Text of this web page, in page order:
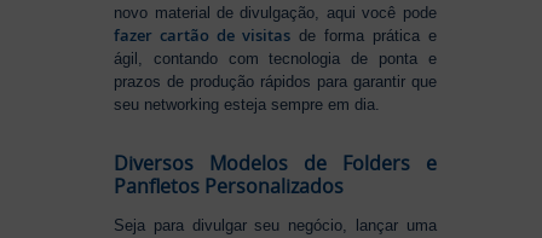
novo material de divulgação, aqui você pode
fazer cartão de visitas de forma prática e
ágil, contando com tecnologia de ponta e
prazos de produção rápidos para garantir que
seu networking esteja sempre em dia.
Diversos Modelos de Folders e
Panfletos Personalizados
Seja para divulgar seu negócio, lançar uma